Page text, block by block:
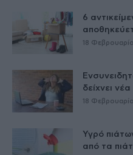
6
18
δείχνει
18
Υγρό
από τα